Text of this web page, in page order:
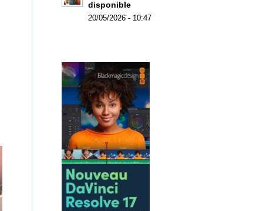
disponible
20/05/2026 - 10:47